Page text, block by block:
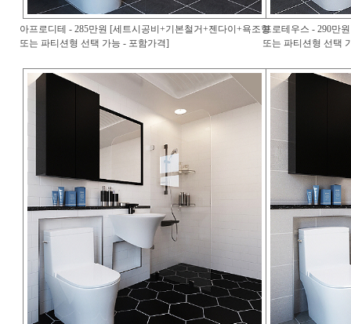
아프로디테 - 285만원 [세트시공비+기본철거+젠다이+욕조형
또는 파티션형 선택 가능 - 포함가격]
프로테우스 - 290만
또는 파티션형 선택